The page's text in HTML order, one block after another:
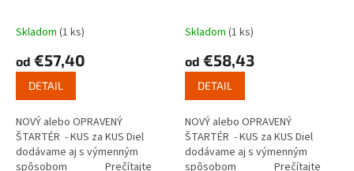
Skladom (1 ks)
od €57,40
DETAIL
NOVÝ alebo OPRAVENÝ
ŠTARTÉR - KUS za KUS Diel
dodávame aj s výmenným
spôsobom Prečítajte
Skladom (1 ks)
od €58,43
DETAIL
NOVÝ alebo OPRAVENÝ
ŠTARTÉR - KUS za KUS Diel
dodávame aj s výmenným
spôsobom Prečítajte